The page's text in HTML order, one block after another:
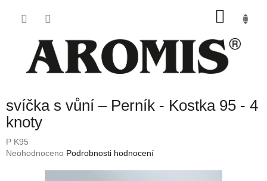
svíčka s vůní – Perník - Kostka 95 - 4
knoty
P K95
Průměrné
Neohodnoceno Podrobnosti hodnocení